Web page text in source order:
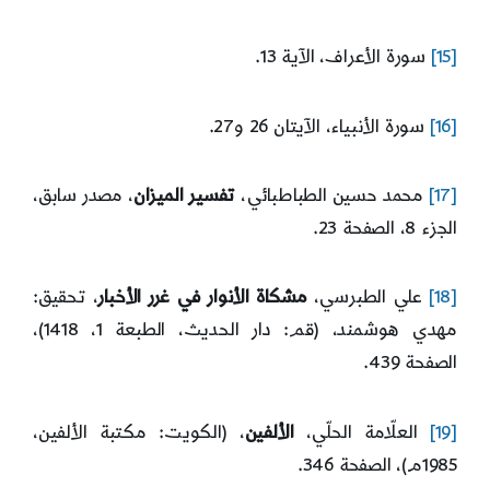
[15] سورة الأعراف، الآية 13.
[16] سورة الأنبياء، الآيتان 26 و27.
[17] محمد حسين الطباطبائي، تفسير الميزان، مصدر سابق،
الجزء 8، الصفحة 23.
[18] علي الطبرسي،مشكاة الأنوار في غرر الأخبار، تحقيق:
مهدي هوشمند، (قم: دار الحديث، الطبعة 1، 1418)،
الصفحة 439.
[19] العلّامة الحلّي،الألفين، (الكويت: مكتبة الألفين،
1985م)، الصفحة 346.